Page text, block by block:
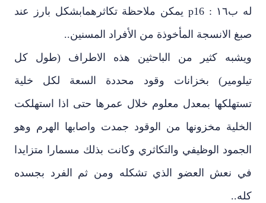
له ب١٦ : p16 يمكن ملاحظة تكاثرهمابشكل بارز عند
صبغ الانسجة المأخوذة من الأفراد المسنين..
ويشبه كثير من الباحثين هذه الاطراف (طول كل
تيلومير) بخزانات وقود محددة السعة لكل خلية
تستهلكها بمعدل معلوم خلال عمرها حتى اذا استهلكت
الخلية مخزونها من الوقود جمدت واصابها الهرم وهو
الجمود الوظيفي والتكاثري وكانت بذلك مسمارا متزايدا
في نعش العضو الذي تشكله ومن ثم الفرد بجسده
كله..